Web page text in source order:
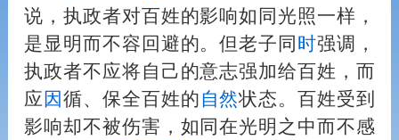
说，执政者对百姓的影响如同光照一样，
是显明而不容回避的。但老子同 时强调，
执政者不应将自己的意志强加给百姓，而
应 因 循、保全百姓的自然状态。百姓受到
影响却不被伤害，如同在光明之中而不感